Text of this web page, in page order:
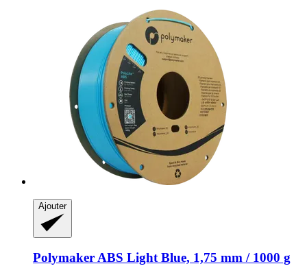
Ajouter
PolymakerABS Light Blue, 1,75 mm / 1000 g